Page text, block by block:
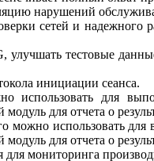
нарушений
сетей и
улучшать тестовые
инициации сеанса.
использовать для
для отчета о
можно использовать
для отчета о
для мониторинга